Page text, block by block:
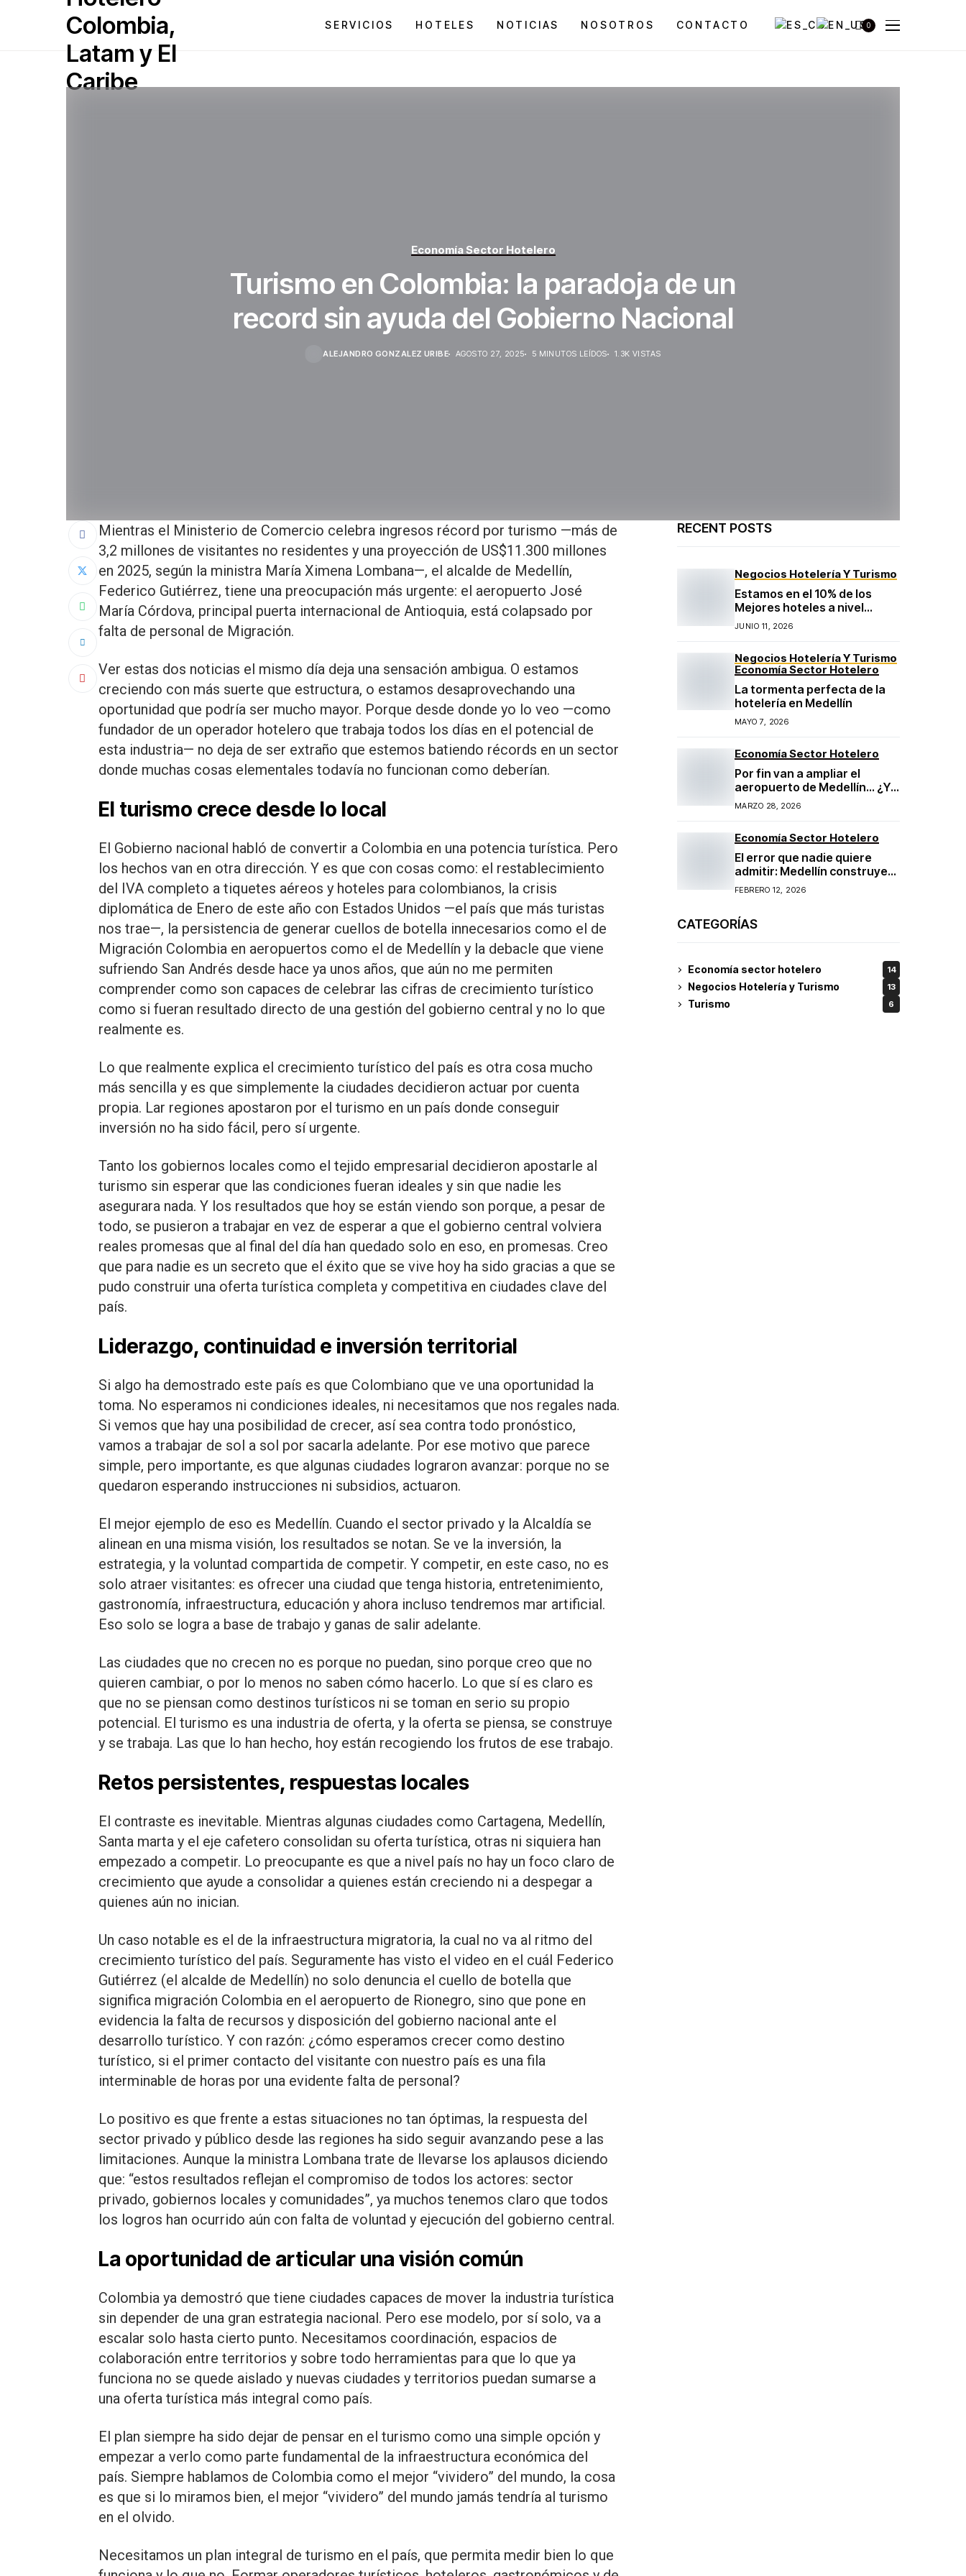
SERVICIOS HOTELES NOTICIAS NOSOTROS CONTACTO 0
Economía Sector Hotelero
Turismo en Colombia: la paradoja de un
record sin ayuda del Gobierno Nacional
ALEJANDRO GONZALEZ URIBE AGOSTO 27, 2025 5 MINUTOS LEÍDOS 1.3K VISTAS
Mientras el Ministerio de Comercio celebra ingresos récord por turismo —más de
3,2 millones de visitantes no residentes y una proyección de US$11.300 millones
en 2025, según la ministra María Ximena Lombana—, el alcalde de Medellín,
Federico Gutiérrez, tiene una preocupación más urgente: el aeropuerto José
María Córdova, principal puerta internacional de Antioquia, está colapsado por
falta de personal de Migración.
Ver estas dos noticias el mismo día deja una sensación ambigua. O estamos
creciendo con más suerte que estructura, o estamos desaprovechando una
oportunidad que podría ser mucho mayor. Porque desde donde yo lo veo —como
fundador de un operador hotelero que trabaja todos los días en el potencial de
esta industria— no deja de ser extraño que estemos batiendo récords en un sector
donde muchas cosas elementales todavía no funcionan como deberían.
El turismo crece desde lo local
El Gobierno nacional habló de convertir a Colombia en una potencia turística. Pero
los hechos van en otra dirección. Y es que con cosas como: el restablecimiento
del IVA completo a tiquetes aéreos y hoteles para colombianos, la crisis
diplomática de Enero de este año con Estados Unidos —el país que más turistas
nos trae—, la persistencia de generar cuellos de botella innecesarios como el de
Migración Colombia en aeropuertos como el de Medellín y la debacle que viene
sufriendo San Andrés desde hace ya unos años, que aún no me permiten
comprender como son capaces de celebrar las cifras de crecimiento turístico
como si fueran resultado directo de una gestión del gobierno central y no lo que
realmente es.
Lo que realmente explica el crecimiento turístico del país es otra cosa mucho
más sencilla y es que simplemente la ciudades decidieron actuar por cuenta
propia. Lar regiones apostaron por el turismo en un país donde conseguir
inversión no ha sido fácil, pero sí urgente.
Tanto los gobiernos locales como el tejido empresarial decidieron apostarle al
turismo sin esperar que las condiciones fueran ideales y sin que nadie les
asegurara nada. Y los resultados que hoy se están viendo son porque, a pesar de
todo, se pusieron a trabajar en vez de esperar a que el gobierno central volviera
reales promesas que al final del día han quedado solo en eso, en promesas. Creo
que para nadie es un secreto que el éxito que se vive hoy ha sido gracias a que se
pudo construir una oferta turística completa y competitiva en ciudades clave del
país.
Liderazgo, continuidad e inversión territorial
Si algo ha demostrado este país es que Colombiano que ve una oportunidad la
toma. No esperamos ni condiciones ideales, ni necesitamos que nos regales nada.
Si vemos que hay una posibilidad de crecer, así sea contra todo pronóstico,
vamos a trabajar de sol a sol por sacarla adelante. Por ese motivo que parece
simple, pero importante, es que algunas ciudades lograron avanzar: porque no se
quedaron esperando instrucciones ni subsidios, actuaron.
El mejor ejemplo de eso es Medellín. Cuando el sector privado y la Alcaldía se
alinean en una misma visión, los resultados se notan. Se ve la inversión, la
estrategia, y la voluntad compartida de competir. Y competir, en este caso, no es
solo atraer visitantes: es ofrecer una ciudad que tenga historia, entretenimiento,
gastronomía, infraestructura, educación y ahora incluso tendremos mar artificial.
Eso solo se logra a base de trabajo y ganas de salir adelante.
Las ciudades que no crecen no es porque no puedan, sino porque creo que no
quieren cambiar, o por lo menos no saben cómo hacerlo. Lo que sí es claro es
que no se piensan como destinos turísticos ni se toman en serio su propio
potencial. El turismo es una industria de oferta, y la oferta se piensa, se construye
y se trabaja. Las que lo han hecho, hoy están recogiendo los frutos de ese trabajo.
Retos persistentes, respuestas locales
El contraste es inevitable. Mientras algunas ciudades como Cartagena, Medellín,
Santa marta y el eje cafetero consolidan su oferta turística, otras ni siquiera han
empezado a competir. Lo preocupante es que a nivel país no hay un foco claro de
crecimiento que ayude a consolidar a quienes están creciendo ni a despegar a
quienes aún no inician.
Un caso notable es el de la infraestructura migratoria, la cual no va al ritmo del
crecimiento turístico del país. Seguramente has visto el video en el cuál Federico
Gutiérrez (el alcalde de Medellín) no solo denuncia el cuello de botella que
significa migración Colombia en el aeropuerto de Rionegro, sino que pone en
evidencia la falta de recursos y disposición del gobierno nacional ante el
desarrollo turístico. Y con razón: ¿cómo esperamos crecer como destino
turístico, si el primer contacto del visitante con nuestro país es una fila
interminable de horas por una evidente falta de personal?
Lo positivo es que frente a estas situaciones no tan óptimas, la respuesta del
sector privado y público desde las regiones ha sido seguir avanzando pese a las
limitaciones. Aunque la ministra Lombana trate de llevarse los aplausos diciendo
que: “estos resultados reflejan el compromiso de todos los actores: sector
privado, gobiernos locales y comunidades”, ya muchos tenemos claro que todos
los logros han ocurrido aún con falta de voluntad y ejecución del gobierno central.
La oportunidad de articular una visión común
Colombia ya demostró que tiene ciudades capaces de mover la industria turística
sin depender de una gran estrategia nacional. Pero ese modelo, por sí solo, va a
escalar solo hasta cierto punto. Necesitamos coordinación, espacios de
colaboración entre territorios y sobre todo herramientas para que lo que ya
funciona no se quede aislado y nuevas ciudades y territorios puedan sumarse a
una oferta turística más integral como país.
El plan siempre ha sido dejar de pensar en el turismo como una simple opción y
empezar a verlo como parte fundamental de la infraestructura económica del
país. Siempre hablamos de Colombia como el mejor “vividero” del mundo, la cosa
es que si lo miramos bien, el mejor “vividero” del mundo jamás tendría al turismo
en el olvido.
Necesitamos un plan integral de turismo en el país, que permita medir bien lo que
RECENT POSTS
Negocios Hotelería Y Turismo
Estamos en el 10% de los
Mejores hoteles a nivel
mundial según TripAdvisor
JUNIO 11, 2026
Negocios Hotelería Y Turismo
Economía Sector Hotelero
La tormenta perfecta de la
hotelería en Medellín
MAYO 7, 2026
Economía Sector Hotelero
Por fin van a ampliar el
aeropuerto de Medellín… ¿Y
ahora qué?
MARZO 28, 2026
Economía Sector Hotelero
El error que nadie quiere
admitir: Medellín construye
más hoteles de los que
puede llenar
FEBRERO 12, 2026
CATEGORÍAS
Economía sector hotelero 14
Negocios Hotelería y Turismo 13
Turismo 6